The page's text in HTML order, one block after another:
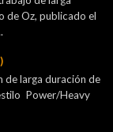
de Oz, publicado el
de larga duración de
Power/Heavy